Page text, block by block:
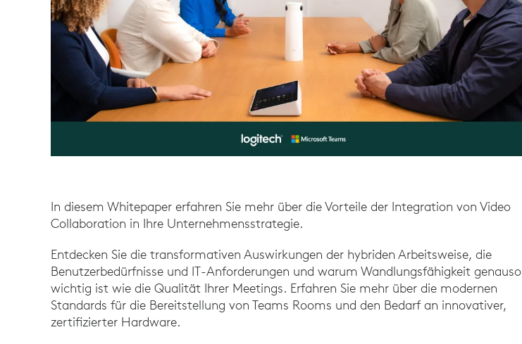
In diesem Whitepaper erfahren Sie mehr über die Vorteile der Integration von Video
Collaboration in Ihre Unternehmensstrategie.
Entdecken Sie die transformativen Auswirkungen der hybriden Arbeitsweise, die
Benutzerbedürfnisse und IT-Anforderungen und warum Wandlungsfähigkeit genauso
wichtig ist wie die Qualität Ihrer Meetings. Erfahren Sie mehr über die modernen
Standards für die Bereitstellung von Teams Rooms und den Bedarf an innovativer,
zertifizierter Hardware.